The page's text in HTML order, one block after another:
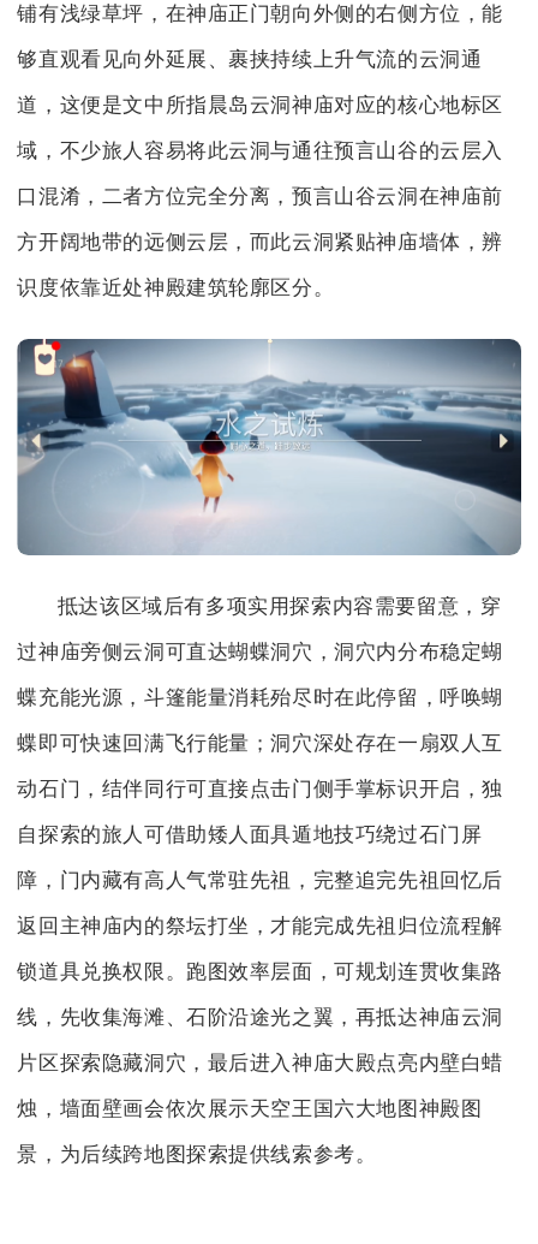
铺有浅绿草坪，在神庙正门朝向外侧的右侧方位，能
够直观看见向外延展、裹挟持续上升气流的云洞通
道，这便是文中所指晨岛云洞神庙对应的核心地标区
域，不少旅人容易将此云洞与通往预言山谷的云层入
口混淆，二者方位完全分离，预言山谷云洞在神庙前
方开阔地带的远侧云层，而此云洞紧贴神庙墙体，辨
识度依靠近处神殿建筑轮廓区分。
抵达该区域后有多项实用探索内容需要留意，穿
过神庙旁侧云洞可直达蝴蝶洞穴，洞穴内分布稳定蝴
蝶充能光源，斗篷能量消耗殆尽时在此停留，呼唤蝴
蝶即可快速回满飞行能量；洞穴深处存在一扇双人互
动石门，结伴同行可直接点击门侧手掌标识开启，独
自探索的旅人可借助矮人面具遁地技巧绕过石门屏
障，门内藏有高人气常驻先祖，完整追完先祖回忆后
返回主神庙内的祭坛打坐，才能完成先祖归位流程解
锁道具兑换权限。跑图效率层面，可规划连贯收集路
线，先收集海滩、石阶沿途光之翼，再抵达神庙云洞
片区探索隐藏洞穴，最后进入神庙大殿点亮内壁白蜡
烛，墙面壁画会依次展示天空王国六大地图神殿图
景，为后续跨地图探索提供线索参考。